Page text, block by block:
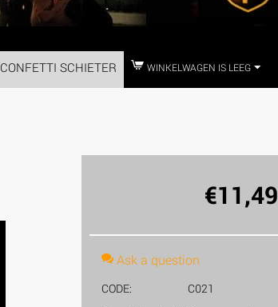
CONFETTI SCHIETER WINKELWAGEN IS LEEG
€11,49
Ask a question
CODE:
C021